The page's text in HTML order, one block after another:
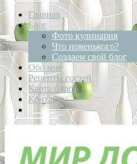
Главная
Блог
Фото кулинария
Что новенького?
Создаем свой блог
Обо мне
Рецепты гостей
Карта блога
Контакты